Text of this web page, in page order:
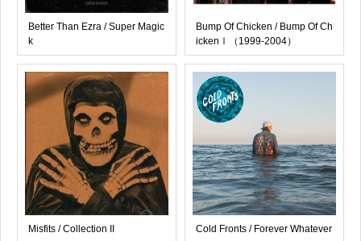
Better Than Ezra / Super Magic
k
Bump Of Chicken / Bump Of Ch
ickenⅠ（1999-2004）
Misfits / Collection II Cold Fronts / Forever Whatever